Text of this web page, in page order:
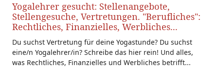
Yogalehrer gesucht: Stellenangebote,
Stellengesuche, Vertretungen. "Berufliches":
Rechtliches, Finanzielles, Werbliches...
Du suchst Vertretung für deine Yogastunde? Du suchst
eine/n Yogalehrer/in? Schreibe das hier rein! Und alles,
was Rechtliches, Finanzielles und Werbliches betrifft...